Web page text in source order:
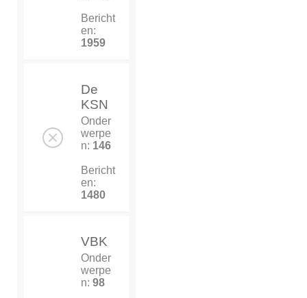
Bericht
en:
1959
De
KSN
Onder
werpe
n: 146
Bericht
en:
1480
VBK
Onder
werpe
n: 98